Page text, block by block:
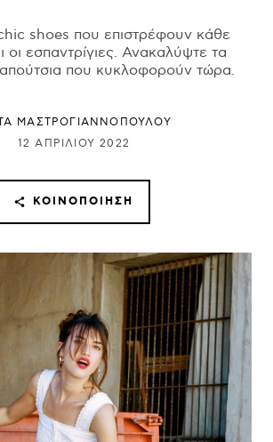
shoes που επιστρέφουν κάθε
οι εσπαντρίγιες. Ανακαλύψτε τα
που κυκλοφορούν τώρα.
ΜΑΣΤΡΟΓΙΑΝΝΟΠΟΥΛΟΥ
12 ΑΠΡΙΛΊΟΥ 2022
ΚΟΙΝΟΠΟΊΗΣΗ